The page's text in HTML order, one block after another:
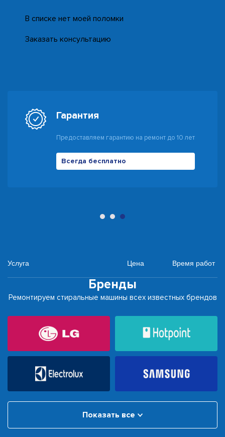
В списке нет моей поломки
Заказать консультацию
Гарантия
Предоставляем гарантию на ремонт до 10 лет
Всегда бесплатно
Услуга Цена Время работ
Бренды
Ремонтируем стиральные машины всех известных брендов
Показать все